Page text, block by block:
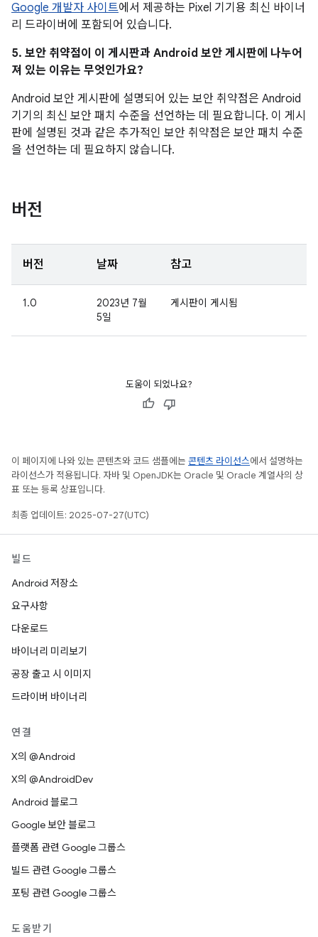
Google 개발자 사이트에서 제공하는 Pixel 기기용 최신 바이너
리 드라이버에 포함되어 있습니다.
5. 보안 취약점이 이 게시판과 Android 보안 게시판에 나누어
져 있는 이유는 무엇인가요?
Android 보안 게시판에 설명되어 있는 보안 취약점은 Android
기기의 최신 보안 패치 수준을 선언하는 데 필요합니다. 이 게시
판에 설명된 것과 같은 추가적인 보안 취약점은 보안 패치 수준
을 선언하는 데 필요하지 않습니다.
버전
버전 날짜 참고
1.0
2023년 7월
5일
게시판이 게시됨
도움이 되었나요?
이 페이지에 나와 있는 콘텐츠와 코드 샘플에는 콘텐츠 라이선스에서 설명하는
라이선스가 적용됩니다. 자바 및 OpenJDK는 Oracle 및 Oracle 계열사의 상
표 또는 등록 상표입니다.
최종 업데이트: 2025-07-27(UTC)
빌드
Android 저장소
요구사항
다운로드
바이너리 미리보기
공장 출고 시 이미지
드라이버 바이너리
연결
X의 @Android
X의 @AndroidDev
Android 블로그
Google 보안 블로그
플랫폼 관련 Google 그룹스
빌드 관련 Google 그룹스
포팅 관련 Google 그룹스
도움받기